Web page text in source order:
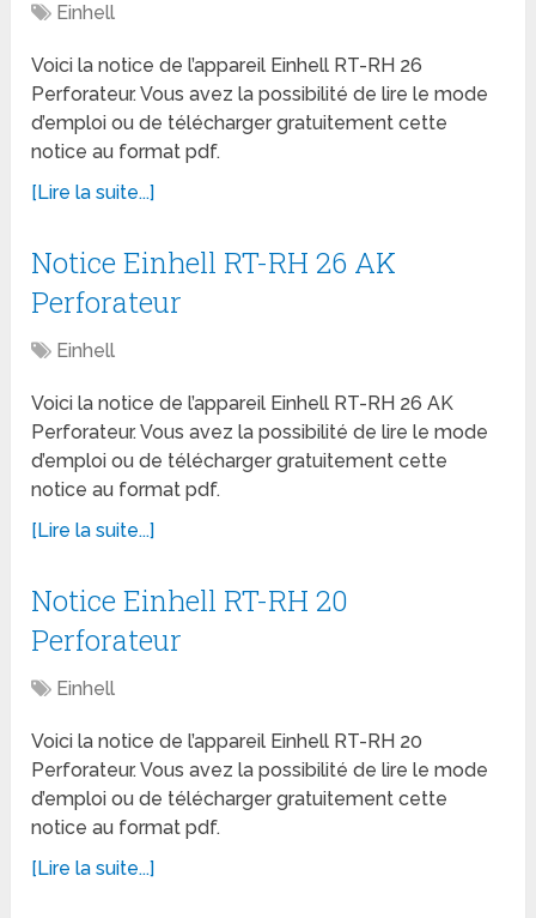
Einhell
Voici la notice de l’appareil Einhell RT-RH 26
Perforateur. Vous avez la possibilité de lire le mode
d’emploi ou de télécharger gratuitement cette
notice au format pdf.
[Lire la suite...]
Notice Einhell RT-RH 26 AK
Perforateur
Einhell
Voici la notice de l’appareil Einhell RT-RH 26 AK
Perforateur. Vous avez la possibilité de lire le mode
d’emploi ou de télécharger gratuitement cette
notice au format pdf.
[Lire la suite...]
Notice Einhell RT-RH 20
Perforateur
Einhell
Voici la notice de l’appareil Einhell RT-RH 20
Perforateur. Vous avez la possibilité de lire le mode
d’emploi ou de télécharger gratuitement cette
notice au format pdf.
[Lire la suite...]